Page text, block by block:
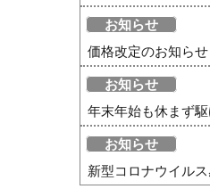
お知らせ
価格改定のお知らせ
お知らせ
年末年始も休まず駆
お知らせ
新型コロナウイル